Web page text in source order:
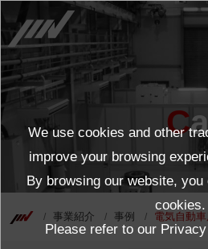
事業紹介 事例 電気自動
We use cookies and other
improve your browsing
By browsing our website,
cookies.
Please refer to our